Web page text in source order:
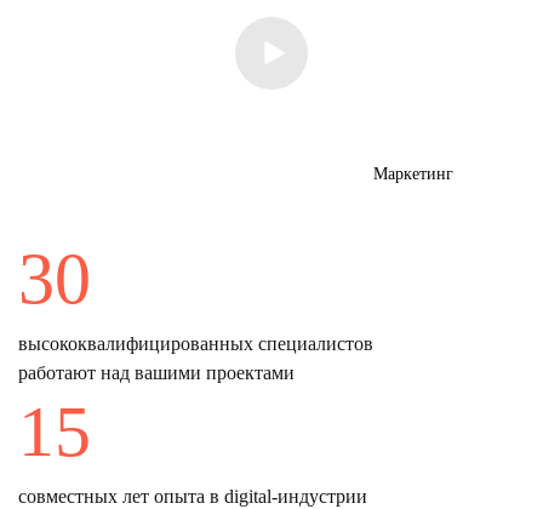
30
высококвалифицированных специалистов
работают над вашими проектами
15
совместных лет опыта в digital-индустрии
Маркетинг